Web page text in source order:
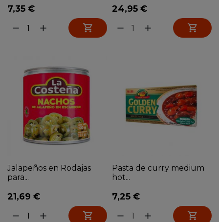
7,35 €
remove add 
24,95 €
remove add 
Jalapeños en Rodajas
para...
21,69 €
remove add 
Pasta de curry medium
hot...
7,25 €
remove add 